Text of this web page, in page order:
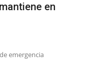
en
emergencia